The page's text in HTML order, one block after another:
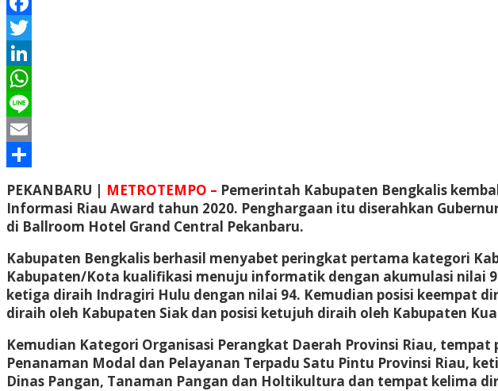
Facebook
Twitter
LinkedIn
WhatsApp
Line
Email
PEKANBARU | METROTEMPO – Pemerintah Kabupaten Bengkalis
Informasi Riau Award tahun 2020. Penghargaan itu diserahkan
di Ballroom Hotel Grand Central Pekanbaru.
Kabupaten Bengkalis berhasil menyabet peringkat pertama kategori
Kabupaten/Kota kualifikasi menuju informatik dengan akumulasi nilai
ketiga diraih Indragiri Hulu dengan nilai 94. Kemudian posisi keempat
diraih oleh Kabupaten Siak dan posisi ketujuh diraih oleh Kabupaten
Kemudian Kategori Organisasi Perangkat Daerah Provinsi Riau,
Penanaman Modal dan Pelayanan Terpadu Satu Pintu Provinsi Riau,
Dinas Pangan, Tanaman Pangan dan Holtikultura dan tempat kelima